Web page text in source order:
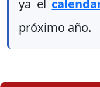
ya el
próximo año.